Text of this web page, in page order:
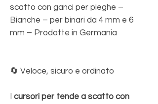
scatto con ganci per pieghe –
Bianche – per binari da 4 mm e 6
mm – Prodotte in Germania
🔄 Veloce, sicuro e ordinato
cursori per tende a scatto con